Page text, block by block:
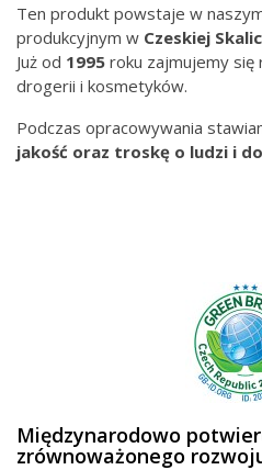
Ten produkt powstaje w
produkcyjnym w Czeskiej
Już od 1995 roku zajmujemy
drogerii i kosmetyków.
Podczas opracowywania
jakość oraz troskę o ludzi i
Międzynarodowo
zrównoważonego